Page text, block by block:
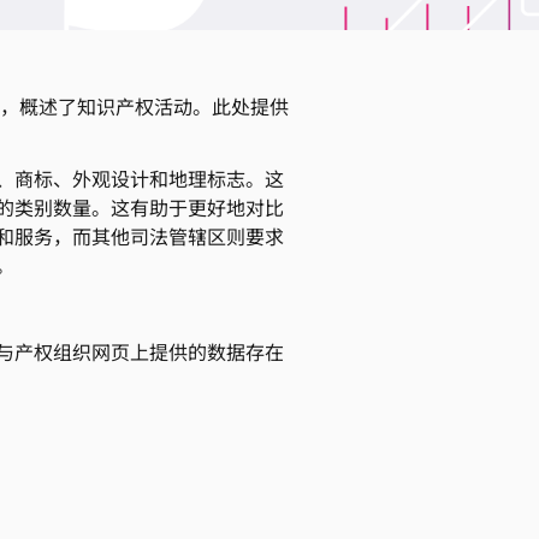
概述了知识产权活动。此处提供
商标、外观设计和地理标志。这
类别数量。这有助于更好地对比
服务，而其他司法管辖区则要求
产权组织网页上提供的数据存在